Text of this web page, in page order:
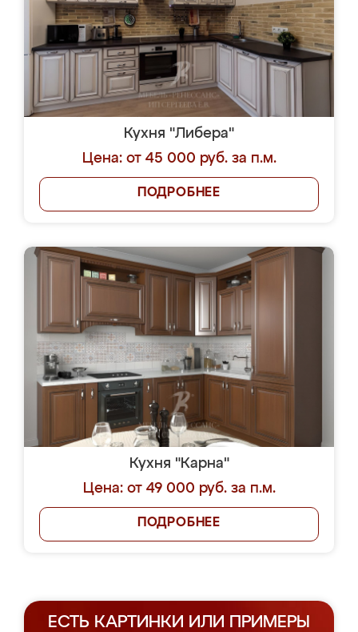
Кухня "Либера"
Цена: от 45 000 руб. за п.м.
ПОДРОБНЕЕ
Кухня "Карна"
Цена: от 49 000 руб. за п.м.
ПОДРОБНЕЕ
ЕСТЬ КАРТИНКИ ИЛИ ПРИМЕРЫ